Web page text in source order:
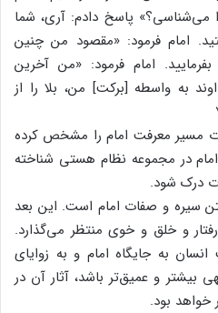
می‌شناسی؟» پاسخ دادم: آری، شما
امام فرمود: «مقصود من چنین
امام فرمود: «من آخرین
به واسطه [برکت] من، بلا را از
مسیر معرفت امام را مشخص کرده
در مجموعه نظام هستی شناخته
درک شود.
سیره و صفات امام است. این بعد
و خلق و خوی منتظر می‌گذارد.
به جایگاه امام و به زوایای
بیشتر و عمیق‌تر باشد، آثار آن در
بود.